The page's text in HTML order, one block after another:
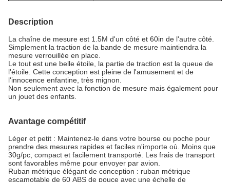
Description
La chaîne de mesure est 1.5M d'un côté et 60in de l'autre côté.
Simplement la traction de la bande de mesure maintiendra la
mesure verrouillée en place.
Le tout est une belle étoile, la partie de traction est la queue de
l'étoile. Cette conception est pleine de l'amusement et de
l'innocence enfantine, très mignon.
Non seulement avec la fonction de mesure mais également pour
un jouet des enfants.
Avantage compétitif
Léger et petit : Maintenez-le dans votre bourse ou poche pour
prendre des mesures rapides et faciles n'importe où. Moins que
30g/pc, compact et facilement transporté. Les frais de transport
sont favorables même pour envoyer par avion.
Ruban métrique élégant de conception : ruban métrique
escamotable de 60 ABS de pouce avec une échelle de